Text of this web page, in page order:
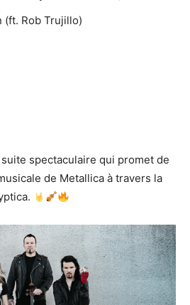
(ft. Rob Trujillo)
spectaculaire qui promet de
de Metallica à travers la